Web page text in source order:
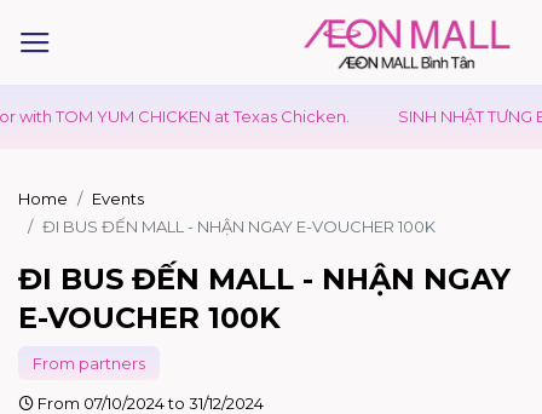
YUM CHICKEN at Texas Chicken. SINH NHẬT TƯNG BỪNG -
Home
Events
ĐI BUS ĐẾN MALL - NHẬN NGAY E-VOUCHER 100K
ĐI BUS ĐẾN MALL - NHẬN NGAY
E-VOUCHER 100K
From partners
From 07/10/2024 to 31/12/2024